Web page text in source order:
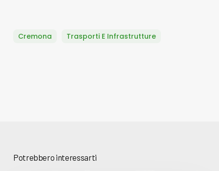
Cremona Trasporti E Infrastrutture
Potrebbero interessarti